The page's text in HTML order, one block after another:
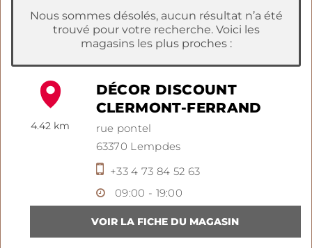
Nous sommes désolés, aucun résultat n’a été
trouvé pour votre recherche. Voici les
magasins les plus proches :
4.42 km
DÉCOR DISCOUNT
CLERMONT-FERRAND
rue pontel
63370 Lempdes
+33 4 73 84 52 63
09:00 - 19:00